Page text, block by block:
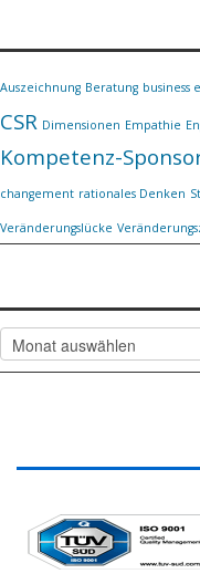
Auszeichnung Beratung business
CSR Dimensionen Empathie
Kompetenz-
changement rationales Denken
Veränderungslücke
Alle
Artikel